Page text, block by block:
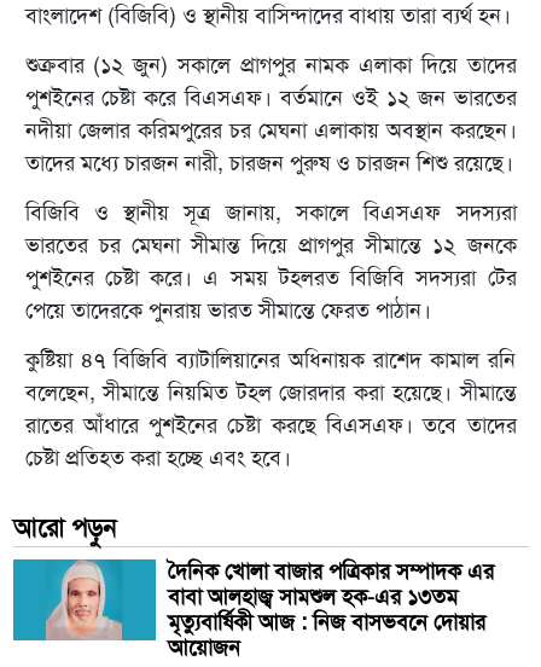
বাংলাদেশ (বিজিবি) ও স্থানীয় বাসিন্দাদের বাধায় তারা ব্যর্থ হন।
শুক্রবার (১২ জুন) সকালে প্রাগপুর নামক এলাকা দিয়ে তাদের
পুশইনের চেষ্টা করে বিএসএফ। বর্তমানে ওই ১২ জন ভারতের
নদীয়া জেলার করিমপুরের চর মেঘনা এলাকায় অবস্থান করছেন।
তাদের মধ্যে চারজন নারী, চারজন পুরুষ ও চারজন শিশু রয়েছে।
বিজিবি ও স্থানীয় সূত্র জানায়, সকালে বিএসএফ সদস্যরা
ভারতের চর মেঘনা সীমান্ত দিয়ে প্রাগপুর সীমান্তে ১২ জনকে
পুশইনের চেষ্টা করে। এ সময় টহলরত বিজিবি সদস্যরা টের
পেয়ে তাদেরকে পুনরায় ভারত সীমান্তে ফেরত পাঠান।
কুষ্টিয়া ৪৭ বিজিবি ব্যাটালিয়ানের অধিনায়ক রাশেদ কামাল রনি
বলেছেন, সীমান্তে নিয়মিত টহল জোরদার করা হয়েছে। সীমান্তে
রাতের আঁধারে পুশইনের চেষ্টা করছে বিএসএফ। তবে তাদের
চেষ্টা প্রতিহত করা হচ্ছে এবং হবে।
আরো পড়ুন
দৈনিক খোলা বাজার পত্রিকার সম্পাদক এর
বাবা আলহাজ্ব সামশুল হক-এর ১৩তম
মৃত্যুবার্ষিকী আজ : নিজ বাসভবনে দোয়ার
আয়োজন